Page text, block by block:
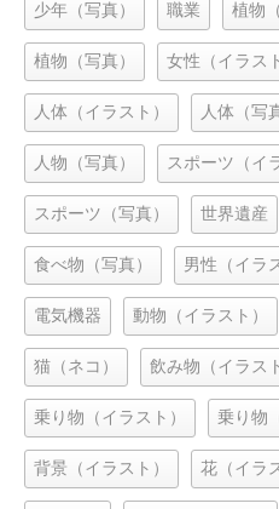
少年（写真） 職業 植物
植物（写真） 女性（イラス
人体（イラスト） 人体（写
人物（写真） スポーツ（イ
スポーツ（写真） 世界遺産
食べ物（写真） 男性（イラ
電気機器 動物（イラスト）
猫（ネコ） 飲み物（イラス
乗り物（イラスト） 乗り物
背景（イラスト） 花（イラ